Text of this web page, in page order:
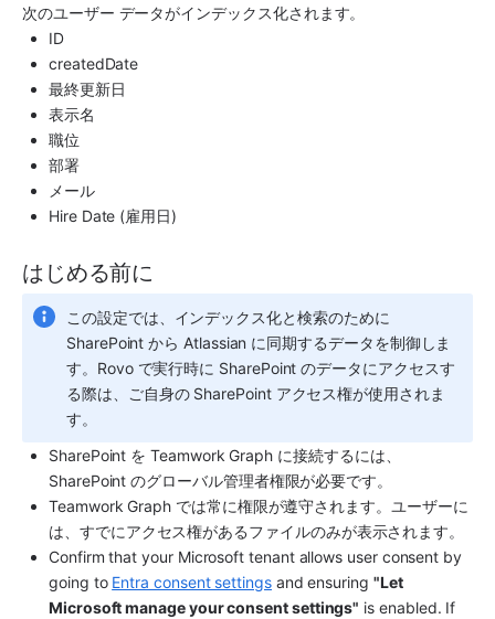
次のユーザー データがインデックス化されます。
ID
createdDate
最終更新日
表示名
職位
部署
メール
Hire Date (雇用日)
はじめる前に
この設定では、インデックス化と検索のために
SharePoint から Atlassian に同期するデータを制御しま
す。Rovo で実行時に SharePoint のデータにアクセスす
る際は、ご自身の SharePoint アクセス権が使用されま
す。
SharePoint を Teamwork Graph に接続するには、
SharePoint のグローバル管理者権限が必要です。
Teamwork Graph では常に権限が遵守されます。ユーザーに
は、すでにアクセス権があるファイルのみが表示されます。
Confirm that your Microsoft tenant allows user consent by
going to Entra consent settings and ensuring "Let
Microsoft manage your consent settings" is enabled. If